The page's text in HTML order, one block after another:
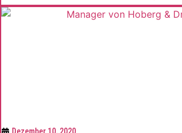
numerische Modellierung mittels CFD-
Aktuelle Forschungsgebiete Szuckis